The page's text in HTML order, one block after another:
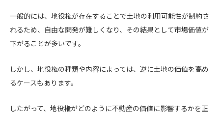
一般的には、地役権が存在することで土地の利用可能性が制約さ
れるため、自由な開発が難しくなり、その結果として市場価値が
下がることが多いです。
しかし、地役権の種類や内容によっては、逆に土地の価値を高め
るケースもあります。
したがって、地役権がどのように不動産の価値に影響するかを正